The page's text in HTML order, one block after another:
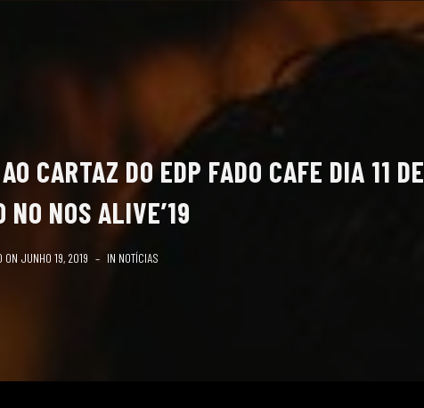
CARTAZ DO EDP FADO CAFE DIA 11 DE
NO NOS ALIVE’19
ON JUNHO 19, 2019 IN NOTÍCIAS